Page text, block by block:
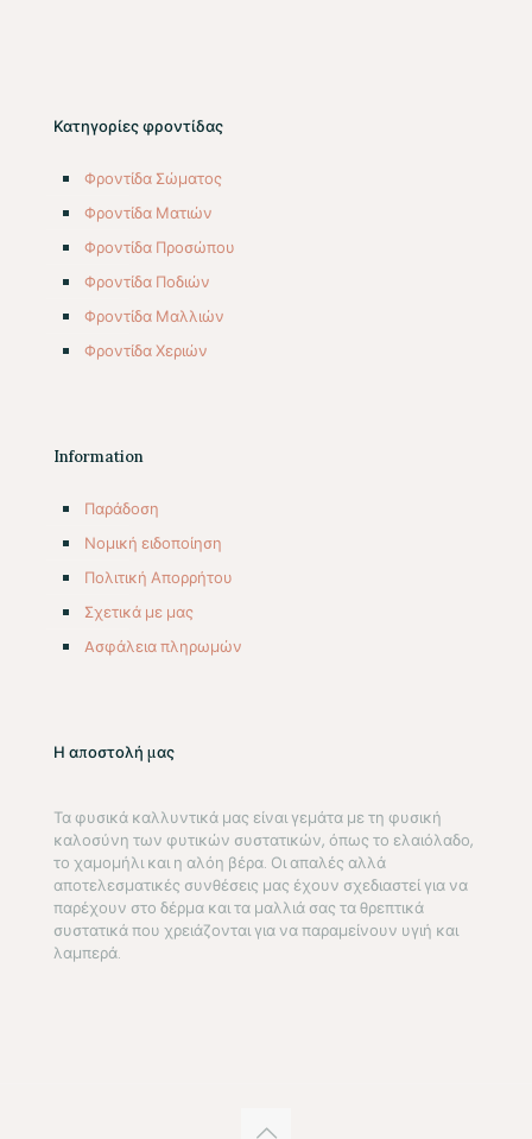
Κατηγορίες φροντίδας
Φροντίδα Σώματος
Φροντίδα Ματιών
Φροντίδα Προσώπου
Φροντίδα Ποδιών
Φροντίδα Μαλλιών
Φροντίδα Χεριών
Information
Παράδοση
Νομική ειδοποίηση
Πολιτική Απορρήτου
Σχετικά με μας
Aσφάλεια πληρωμών
Η αποστολή μας
Τα φυσικά καλλυντικά μας είναι γεμάτα με τη φυσική
καλοσύνη των φυτικών συστατικών, όπως το ελαιόλαδο,
το χαμομήλι και η αλόη βέρα. Οι απαλές αλλά
αποτελεσματικές συνθέσεις μας έχουν σχεδιαστεί για να
παρέχουν στο δέρμα και τα μαλλιά σας τα θρεπτικά
συστατικά που χρειάζονται για να παραμείνουν υγιή και
λαμπερά.